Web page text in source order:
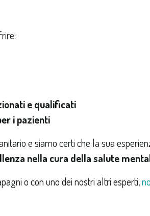
e qualificati
i pazienti
e siamo certi che la sua
nella cura della salute
o con uno dei nostri altri esperti,